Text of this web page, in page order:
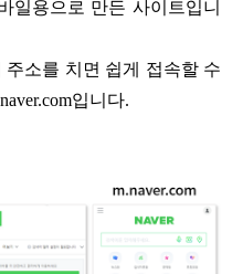
일용으로 만든 사이트입니
소를 치면 쉽게 접속할 수
입니다.